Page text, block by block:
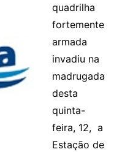
quadrilha
fortemente
armada
invadiu na
madrugada
desta
quinta-
feira, 12, a
Estação de